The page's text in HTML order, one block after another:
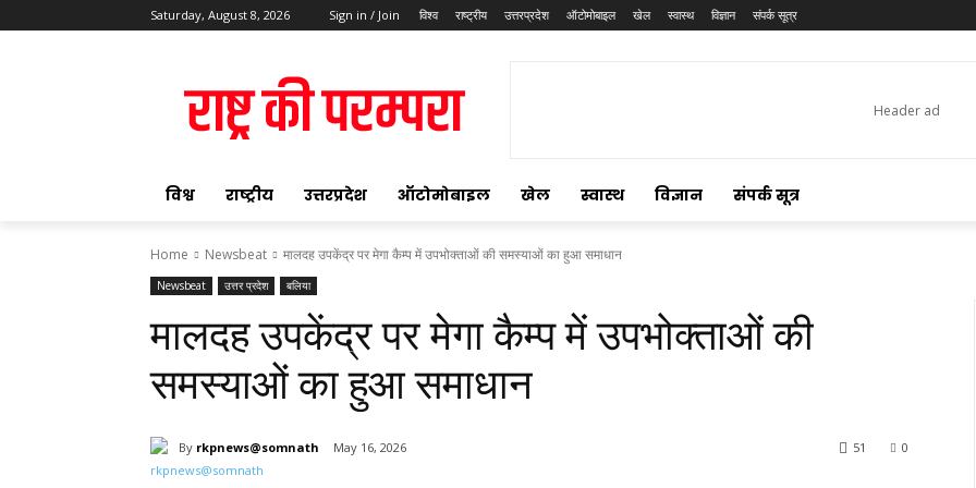
Saturday, August 8, 2026 Sign in / Join विश्व राष्ट्रीय उत्तरप्रदेश ऑटोमोबाइल खेल स्वास्थ विज्ञान संपर्क सूत्र
विश्व राष्ट्रीय उत्तरप्रदेश ऑटोमोबाइल खेल स्वास्थ विज्ञान संपर्क सूत्र
Home Newsbeat मालदह उपकेंद्र पर मेगा कैम्प में उपभोक्ताओं की समस्याओं का हुआ समाधान
Newsbeat उत्तर प्रदेश बलिया
मालदह उपकेंद्र पर मेगा कैम्प में उपभोक्ताओं की
समस्याओं का हुआ समाधान
By rkpnews@somnath May 16, 2026 0
51